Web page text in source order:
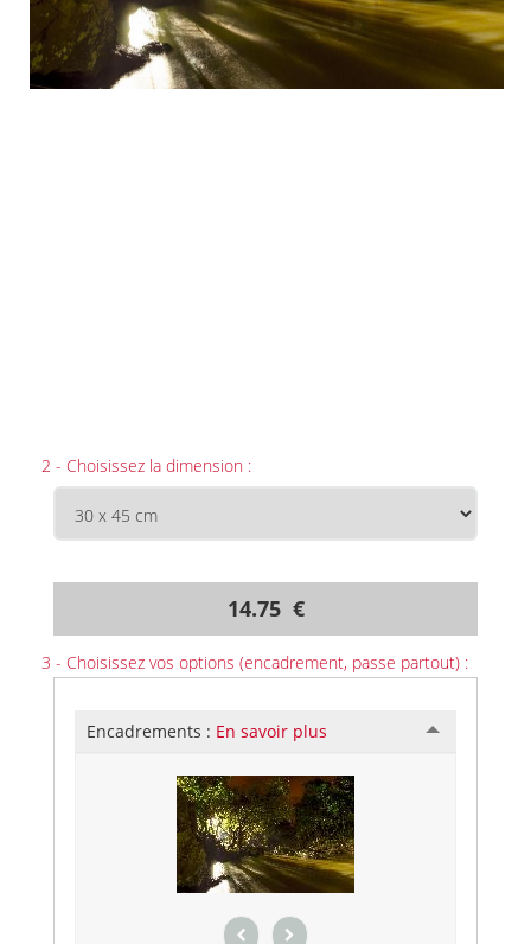
2 - Choisissez la dimension :
14.75 €
3 - Choisissez vos options (encadrement, passe partout) :
Encadrements : En savoir plus